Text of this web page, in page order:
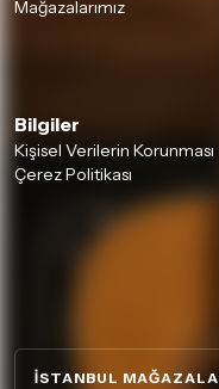
Mağazalarımız
Bilgiler
Kişisel Verilerin Korunması
Çerez Politikası
İSTANBUL